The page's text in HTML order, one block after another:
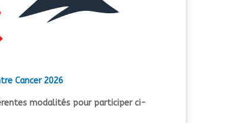
Cancer 2026
modalités pour participer ci-